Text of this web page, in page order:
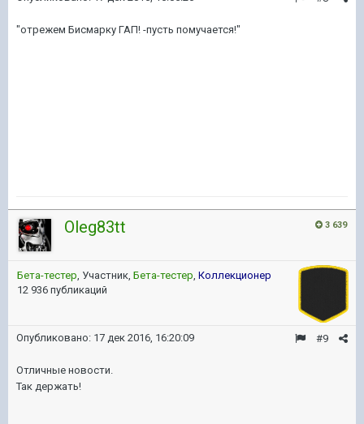
"отрежем Бисмарку ГАП! -пусть помучается!"
3 639
Oleg83tt
Бета-тестер, Участник, Бета-тестер, Коллекционер
12 936 публикаций
#9
Опубликовано: 17 дек 2016, 16:20:09
Отличные новости.
Так держать!